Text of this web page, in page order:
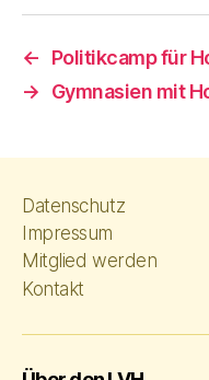
←
Politikcamp für
→
Gymnasien mit
Datenschutz
Impressum
Mitglied werden
Kontakt